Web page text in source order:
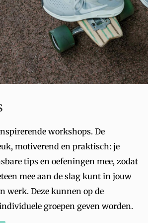
workshops. De
motiverend en praktisch: je
tips en oefeningen mee, zodat
mee aan de slag kunt in jouw
werk. Deze kunnen op de
groepen geven worden.